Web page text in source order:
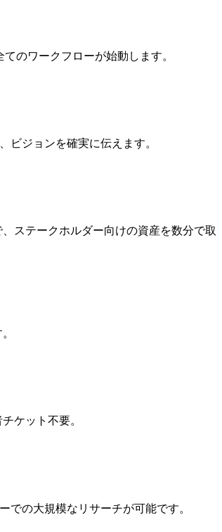
のワークフローが始動します。
ビジョンを確実に伝えます。
ステークホルダー向けの資産を数分で取
ケット不要。
での大規模なリサーチが可能です。